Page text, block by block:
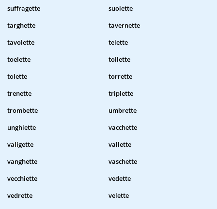
suffragette
suolette
targhette
tavernette
tavolette
telette
toelette
toilette
tolette
torrette
trenette
triplette
trombette
umbrette
unghiette
vacchette
valigette
vallette
vanghette
vaschette
vecchiette
vedette
vedrette
velette